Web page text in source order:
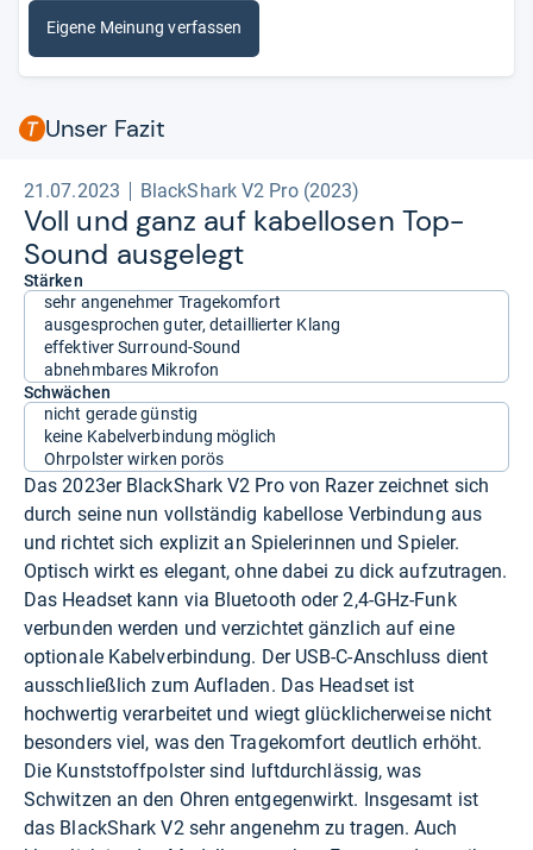
Eigene Meinung verfassen
Unser Fazit
21.07.2023 BlackShark V2 Pro (2023)
Voll und ganz auf kabel­lo­sen Top-​
Sound aus­ge­legt
Stärken
sehr angenehmer Tragekomfort
ausgesprochen guter, detaillierter Klang
effektiver Surround-Sound
abnehmbares Mikrofon
Schwächen
nicht gerade günstig
keine Kabelverbindung möglich
Ohrpolster wirken porös
Das 2023er BlackShark V2 Pro von Razer zeichnet sich
durch seine nun vollständig kabellose Verbindung aus
und richtet sich explizit an Spielerinnen und Spieler.
Optisch wirkt es elegant, ohne dabei zu dick aufzutragen.
Das Headset kann via Bluetooth oder 2,4-GHz-Funk
verbunden werden und verzichtet gänzlich auf eine
optionale Kabelverbindung. Der USB-C-Anschluss dient
ausschließlich zum Aufladen. Das Headset ist
hochwertig verarbeitet und wiegt glücklicherweise nicht
besonders viel, was den Tragekomfort deutlich erhöht.
Die Kunststoffpolster sind luftdurchlässig, was
Schwitzen an den Ohren entgegenwirkt. Insgesamt ist
das BlackShark V2 sehr angenehm zu tragen. Auch